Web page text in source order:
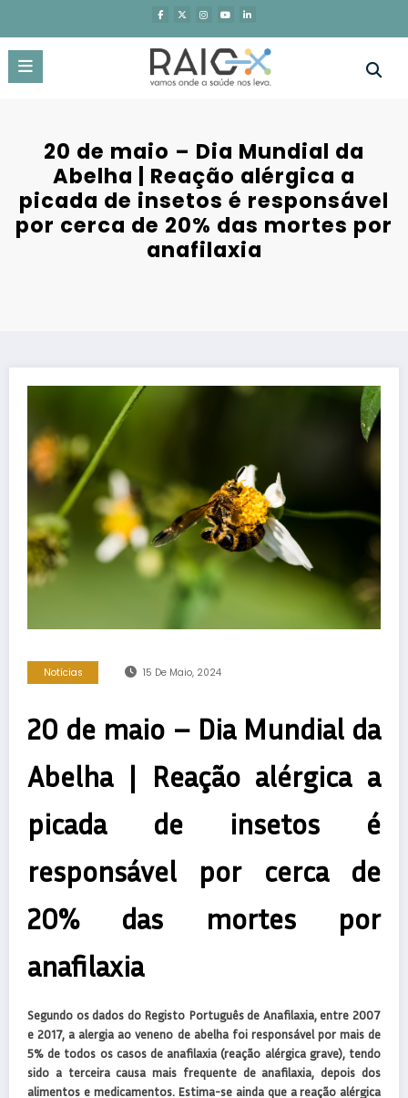
o
conteúdo
20 de maio – Dia Mundial da
Abelha | Reação alérgica a
picada de insetos é responsável
por cerca de 20% das mortes por
anafilaxia
Notícias 15 De Maio, 2024
20 de maio – Dia Mundial da
Abelha | Reação alérgica a
picada de insetos é
responsável por cerca de
20% das mortes por
anafilaxia
Segundo os dados do Registo Português de Anafilaxia, entre 2007
e 2017, a alergia ao veneno de abelha foi responsável por mais de
5% de todos os casos de anafilaxia (reação alérgica grave), tendo
sido a terceira causa mais frequente de anafilaxia, depois dos
alimentos e medicamentos. Estima-se ainda que a reação alérgica